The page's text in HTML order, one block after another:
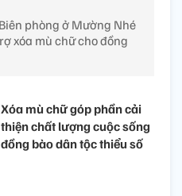
phòng ở Mường Nhé
xóa mù chữ cho đồng
Xóa mù chữ góp phần cải
thiện chất lượng cuộc sống
đồng bào dân tộc thiểu số